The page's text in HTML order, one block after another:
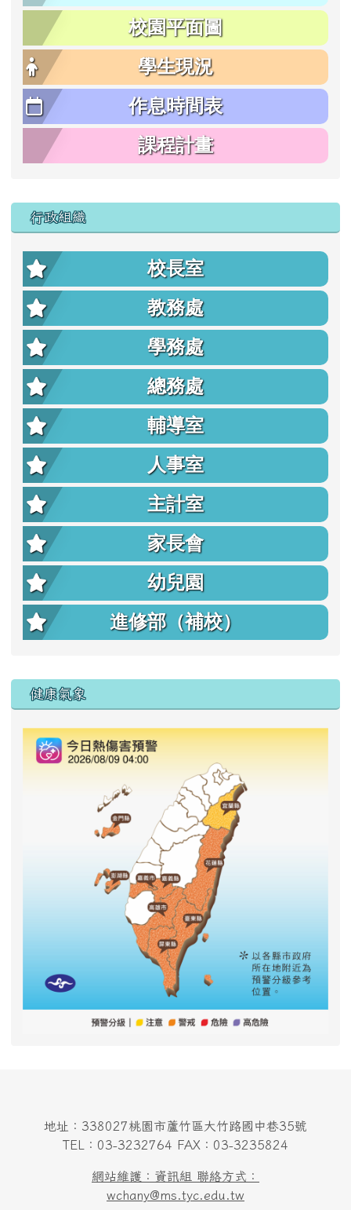
校園平面圖
學生現況
作息時間表
課程計畫
行政組織
校長室
教務處
學務處
總務處
輔導室
人事室
主計室
家長會
幼兒園
進修部（補校）
右邊區域內容
健康氣象
地址：338027桃園市蘆竹區大竹路國中巷35號
TEL：03-3232764 FAX：03-3235824
網站維護：資訊組 聯絡方式：
wchany@ms.tyc.edu.tw